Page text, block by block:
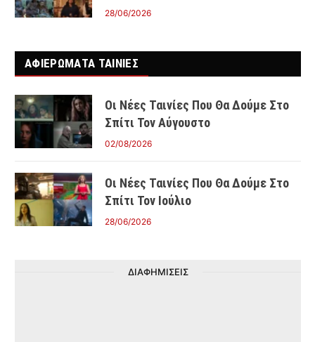
28/06/2026
ΑΦΙΕΡΩΜΑΤΑ ΤΑΙΝΊΕΣ
Οι Νέες Ταινίες Που Θα Δούμε Στο
Σπίτι Τον Αύγουστο
02/08/2026
Οι Νέες Ταινίες Που Θα Δούμε Στο
Σπίτι Τον Ιούλιο
28/06/2026
ΔΙΑΦΗΜΙΣΕΙΣ